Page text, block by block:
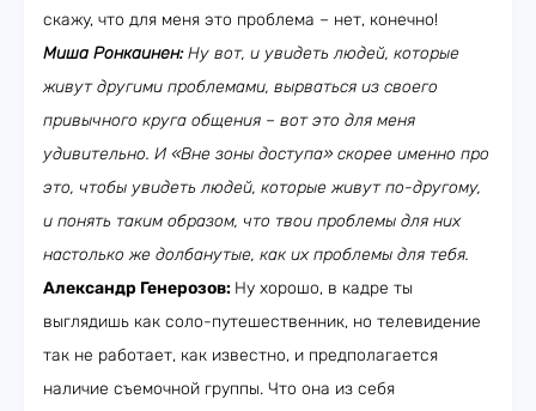
скажу, что для меня это проблема – нет, конечно!
Миша Ронкаинен:Ну вот, и увидеть людей, которые
живут другими проблемами, вырваться из своего
привычного круга общения – вот это для меня
удивительно. И «Вне зоны доступа» скорее именно про
это, чтобы увидеть людей, которые живут по-другому,
и понять таким образом, что твои проблемы для них
настолько же долбанутые, как их проблемы для тебя.
Александр Генерозов: Ну хорошо, в кадре ты
выглядишь как соло-путешественник, но телевидение
так не работает, как известно, и предполагается
наличие съемочной группы. Что она из себя